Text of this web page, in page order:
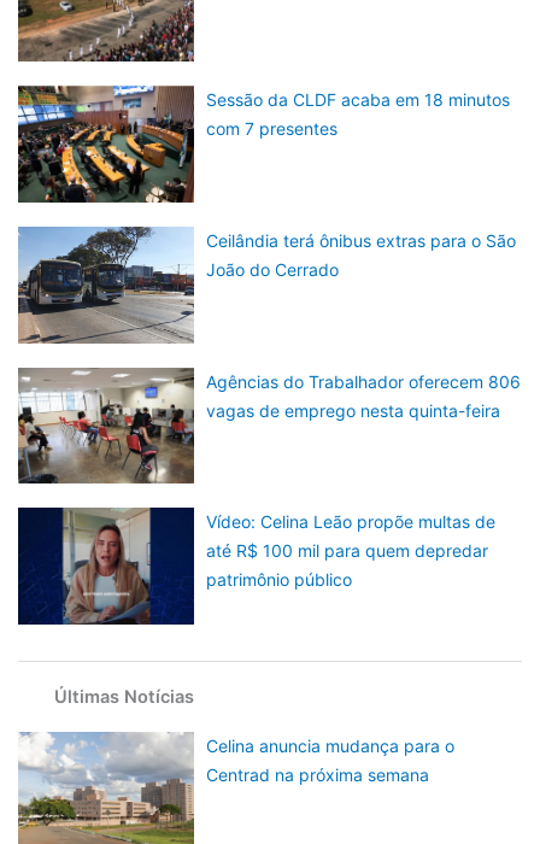
Sessão da CLDF acaba em 18 minutos
com 7 presentes
Ceilândia terá ônibus extras para o São
João do Cerrado
Agências do Trabalhador oferecem 806
vagas de emprego nesta quinta-feira
Vídeo: Celina Leão propõe multas de
até R$ 100 mil para quem depredar
patrimônio público
Últimas Notícias
Celina anuncia mudança para o
Centrad na próxima semana